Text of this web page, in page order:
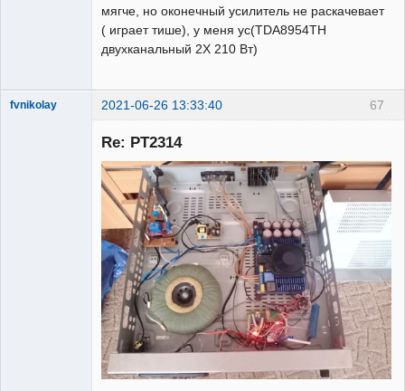
мягче, но оконечный усилитель не раскачевает
( играет тише), у меня ус(TDA8954TH
двухканальный 2X 210 Вт)
67
fvnikolay 2021-06-26 13:33:40
Re: PT2314